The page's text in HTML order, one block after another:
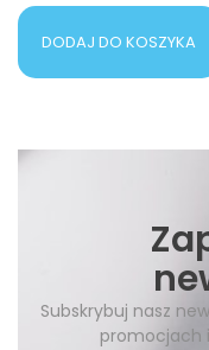
DODAJ DO KOSZYKA
Subskrybuj nasz
promocjach